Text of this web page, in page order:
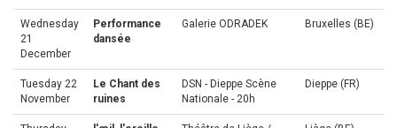
Wednesday
21
December
Performance
dansée
Galerie ODRADEK Bruxelles (BE)
Tuesday 22
November
Le Chant des
ruines
DSN - Dieppe Scène
Nationale - 20h
Dieppe (FR)